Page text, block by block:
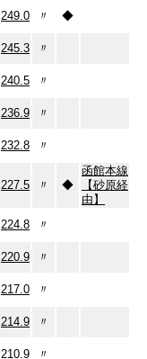
249.0 〃 ◆
245.3 〃
240.5 〃
236.9 〃
232.8 〃
227.5 〃 ◆
函館本線
【砂原経
由】
224.8 〃
220.9 〃
217.0 〃
214.9 〃
210.9 〃